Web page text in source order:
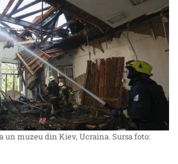
un muzeu din Kiev, Ucraina. Sursa foto: